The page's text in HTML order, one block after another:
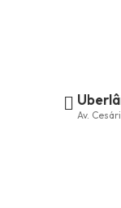
Av.